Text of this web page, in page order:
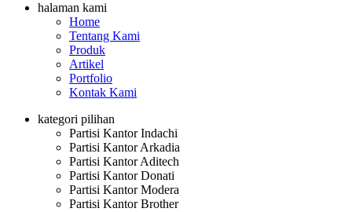
halaman kami
Home
Tentang Kami
Produk
Artikel
Portfolio
Kontak Kami
kategori pilihan
Partisi Kantor Indachi
Partisi Kantor Arkadia
Partisi Kantor Aditech
Partisi Kantor Donati
Partisi Kantor Modera
Partisi Kantor Brother